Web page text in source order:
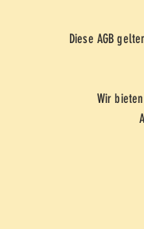
Diese AGB
Wir